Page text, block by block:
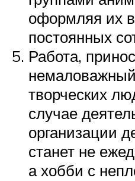
оформляя их
постоянных
Работа,
творческих
случае
организации
станет не
а хобби с